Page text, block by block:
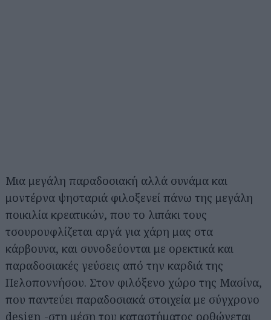
Μια μεγάλη παραδοσιακή αλλά συνάμα και
μοντέρνα ψησταριά φιλοξενεί πάνω της μεγάλη
ποικιλία κρεατικών, που το λιπάκι τους
τσουρουφλίζεται αργά για χάρη μας στα
κάρβουνα, και συνοδεύονται με ορεκτικά και
παραδοσιακές γεύσεις από την καρδιά της
Πελοποννήσου. Στον φιλόξενο χώρο της Μασίνα,
που παντεύει παραδοσιακά στοιχεία με σύγχρονο
design -στη μέση του καταστήματος ορθώνεται